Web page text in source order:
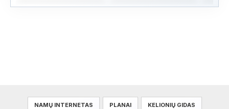
NAMŲ INTERNETAS PLANAI KELIONIŲ GIDAS